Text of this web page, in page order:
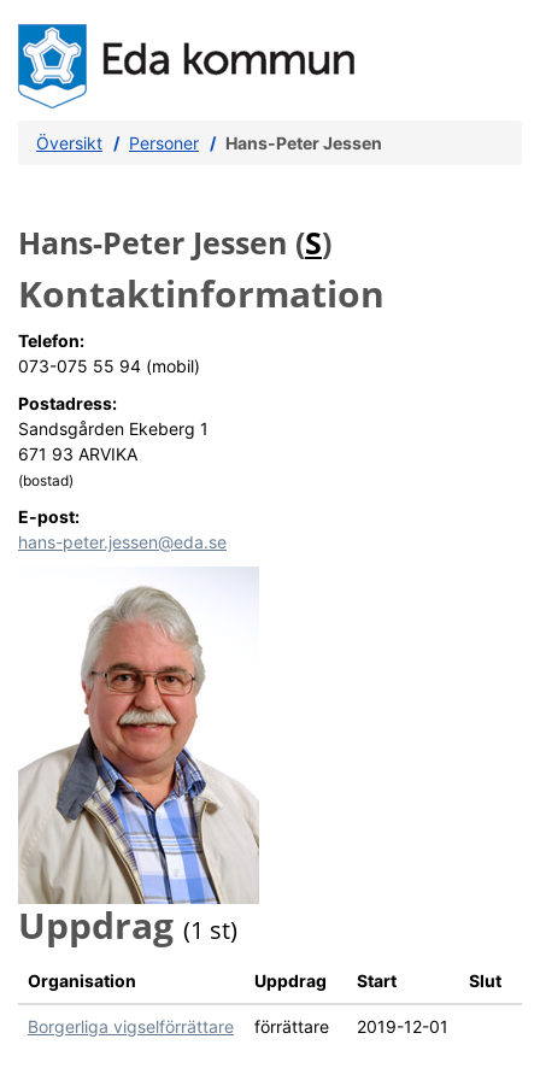
Översikt Personer Hans-Peter Jessen
Hans-Peter Jessen (S)
Kontaktinformation
Telefon:
073-075 55 94 (mobil)
Postadress:
Sandsgården Ekeberg 1
671 93 ARVIKA
(bostad)
E-post:
hans-peter.jessen@eda.se
Uppdrag (1 st)
Organisation Uppdrag Start Slut
Borgerliga vigselförrättare förrättare 2019-12-01